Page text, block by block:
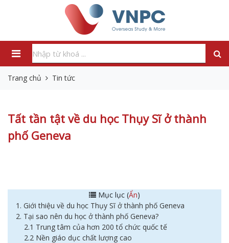
Trang chủ Tin tức
Tất tần tật về du học Thụy Sĩ ở thành
phố Geneva
Mục lục (Ẩn)
1. Giới thiệu về du học Thụy Sĩ ở thành phố Geneva
2. Tại sao nên du học ở thành phố Geneva?
2.1 Trung tâm của hơn 200 tổ chức quốc tế
2.2 Nền giáo dục chất lượng cao